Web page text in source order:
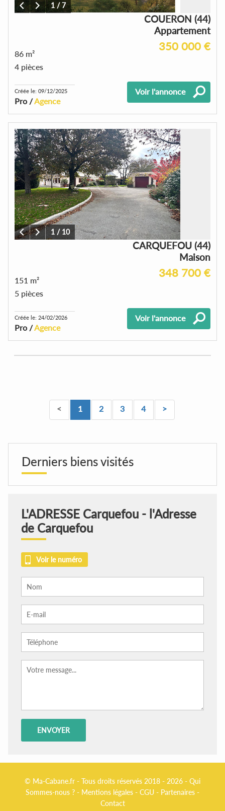
1 /7
COUERON (44)
Appartement
350 000 €
86 m²
4 pièces
Créée le: 09/12/2025
Pro /Agence
Voir l'annonce
1 / 10
CARQUEFOU (44)
Maison
348 700 €
151 m²
5 pièces
Créée le: 24/02/2026
Pro /Agence
Voir l'annonce
< 1 2 3 4 >
Derniers biens visités
L'ADRESSE Carquefou - l'Adresse
de Carquefou
Voir le numéro
© Ma-Cabane.fr - Tous droits réservés 2018 - 2026 - Qui
Sommes-nous ? - Mentions légales - CGU - Partenaires -
Contact